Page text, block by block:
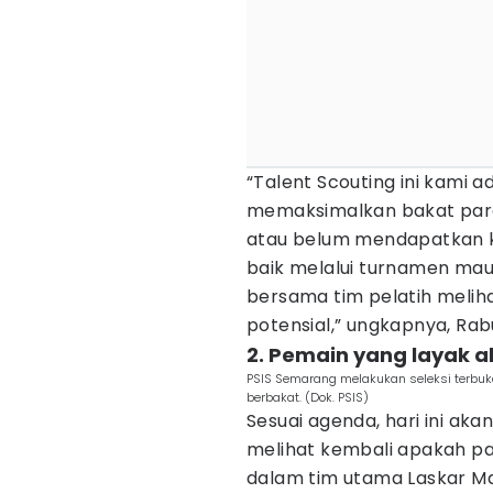
“Talent Scouting ini kami
memaksimalkan bakat
atau belum mendapatkan
baik melalui turnamen
bersama tim pelatih
potensial,” ungkapnya,
2. Pemain yang layak
PSIS Semarang melakukan seleksi
berbakat. (Dok. PSIS)
Sesuai agenda, hari ini
melihat kembali apakah
dalam tim utama Laskar